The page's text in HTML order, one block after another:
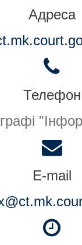
Адреса
Телефон
E-mail